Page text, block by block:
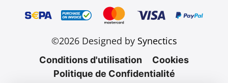
©2026 Designed by Synectics
Conditions d'utilisation
Cookies
Politique de Confidentialité